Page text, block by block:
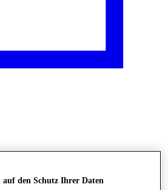
den Schutz Ihrer Daten